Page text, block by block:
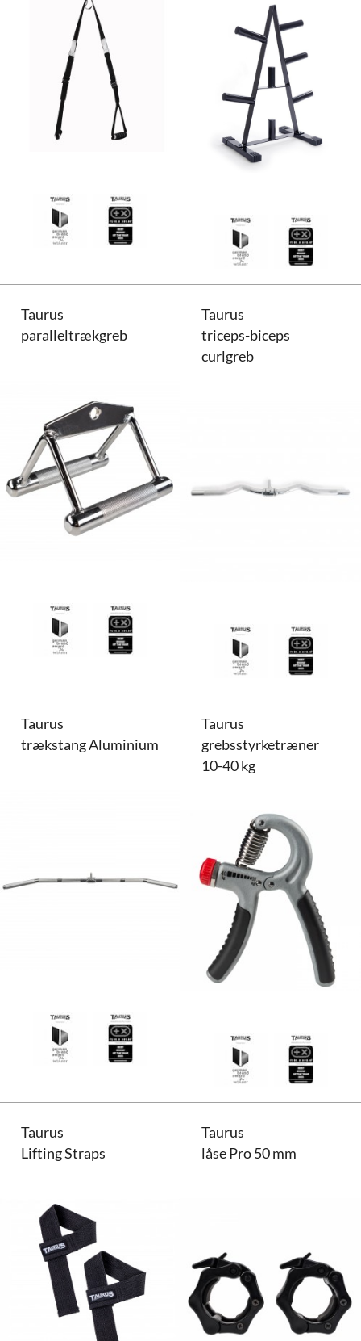
Taurus
paralleltrækgreb
Taurus
triceps-biceps
curlgreb
Taurus
trækstang Aluminium
Taurus
grebsstyrketræner
10-40 kg
Taurus
Lifting Straps
Taurus
låse Pro 50 mm